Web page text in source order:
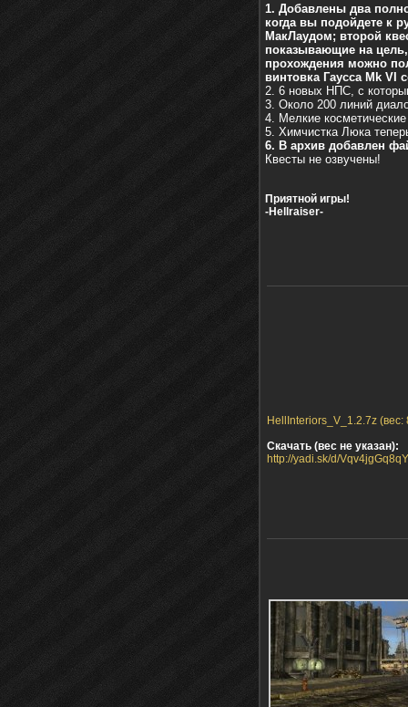
1. Добавлены два
когда вы подойдете к
МакЛаудом; второй
показывающие на
прохождения можно
винтовка Гаусса Mk VI
2. 6 новых НПС, с
3. Около 200 линий
4. Мелкие
5. Химчистка Люка
6. В архив добавлен
Квесты не озвучены!
Приятной игры!
-Hellraiser-
HellInteriors_V_1.2.7z (вес:
Скачать (вес не указан):
http://yadi.sk/d/